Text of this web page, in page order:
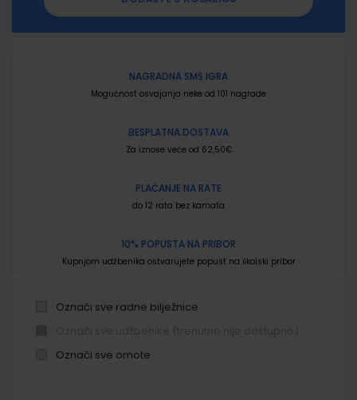
NAGRADNA SMS IGRA
Mogućnost osvajanja neke od 101 nagrade
BESPLATNA DOSTAVA
Za iznose veće od 62,50€
PLAĆANJE NA RATE
do 12 rata bez kamata
10% POPUSTA NA PRIBOR
Kupnjom udžbenika ostvarujete popust na školski pribor
Označi sve radne bilježnice
Označi sve omote